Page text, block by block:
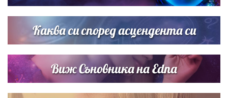
Каква си според асцендента си
Виж Съновника на Edna